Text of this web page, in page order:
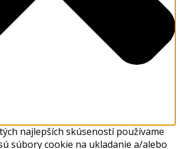
najlepších skúseností používame
súbory cookie na ukladanie a/alebo